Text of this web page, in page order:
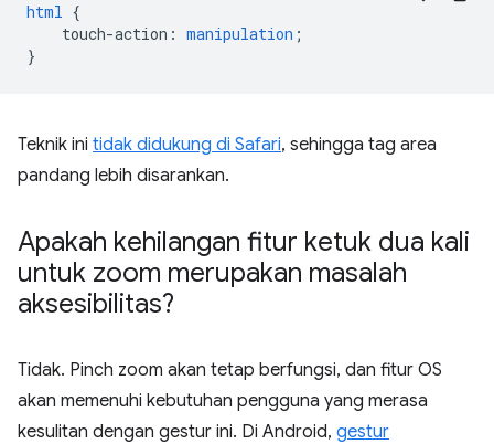
html {
touch-action : manipulation ;
}
Teknik ini tidak didukung di Safari, sehingga tag area
pandang lebih disarankan.
Apakah kehilangan fitur ketuk dua kali
untuk zoom merupakan masalah
aksesibilitas?
Tidak. Pinch zoom akan tetap berfungsi, dan fitur OS
akan memenuhi kebutuhan pengguna yang merasa
kesulitan dengan gestur ini. Di Android, gestur